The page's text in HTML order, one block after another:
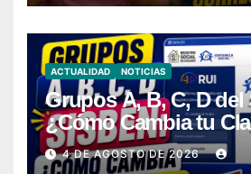
ACTUALIDAD NOTICIAS
Grupos A, B, C, D del
¿Cómo Cambia tu
con el RUI?
4 DE AGOSTO DE 2026